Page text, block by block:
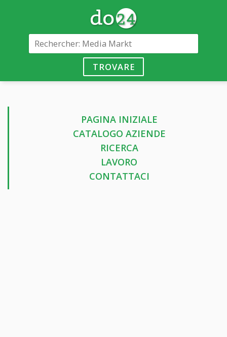
TROVARE
PAGINA INIZIALE
CATALOGO AZIENDE
RICERCA
LAVORO
CONTATTACI